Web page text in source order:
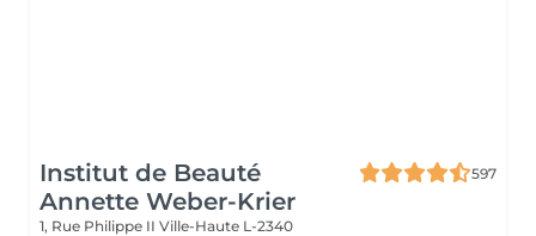
Institut de Beauté
Annette Weber-Krier
597
1, Rue Philippe II Ville-Haute L-2340